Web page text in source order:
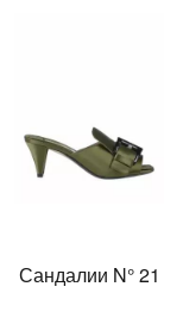
Сандалии N° 21